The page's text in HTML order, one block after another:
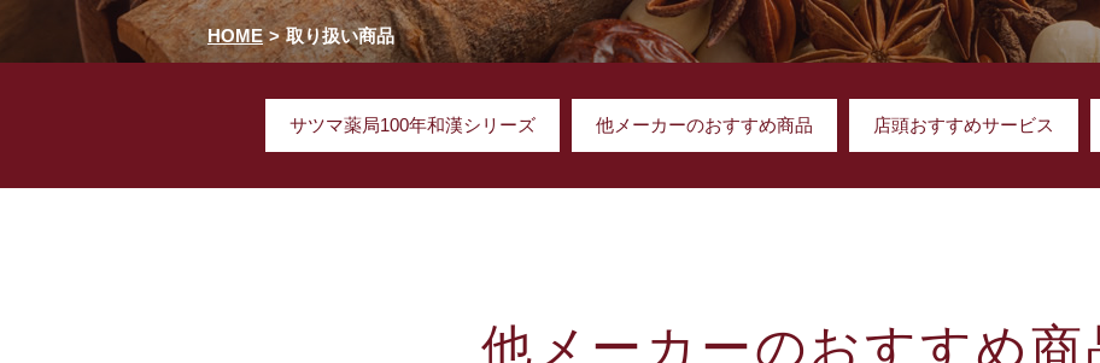
HOME 取り扱い商品
サツマ薬局100年和漢シリーズ 他メーカーのおすすめ商品 店頭おすすめサービス
他メーカーのおすすめ商